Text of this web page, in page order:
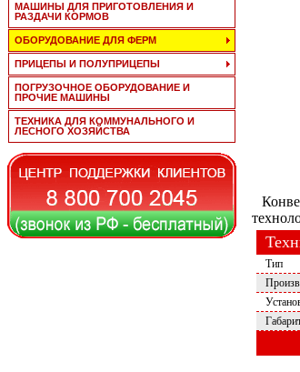
МАШИНЫ ДЛЯ ПРИГОТОВЛЕНИЯ И
РАЗДАЧИ КОРМОВ
ОБОРУДОВАНИЕ ДЛЯ ФЕРМ
ПРИЦЕПЫ И ПОЛУПРИЦЕПЫ
ПОГРУЗОЧНОЕ ОБОРУДОВАНИЕ И
ПРОЧИЕ МАШИНЫ
ТЕХНИКА ДЛЯ КОММУНАЛЬНОГО И
ЛЕСНОГО ХОЗЯЙСТВА
Тип